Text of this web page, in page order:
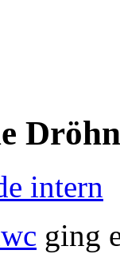
intern
ging